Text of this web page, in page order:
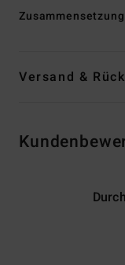
Zusammensetzung
Versand &